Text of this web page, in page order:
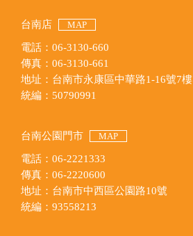
台南店 MAP
電話：06-3130-660
傳真：06-3130-661
地址：台南市永康區中華路1-16號7樓
統編：50790991
台南公園門市 MAP
電話：06-2221333
傳真：06-2220600
地址：台南市中西區公園路10號
統編：93558213